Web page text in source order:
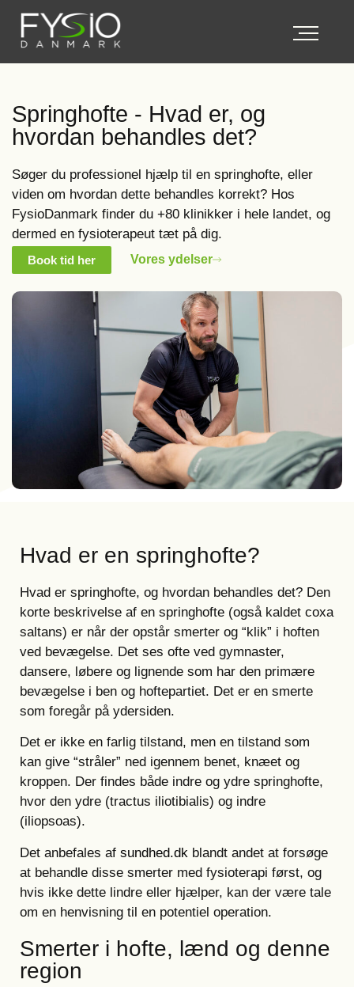
Springhofte - Hvad er, og
hvordan behandles det?
Søger du professionel hjælp til en springhofte, eller
viden om hvordan dette behandles korrekt? Hos
FysioDanmark finder du +80 klinikker i hele landet, og
dermed en fysioterapeut tæt på dig.
Book tid her Vores ydelser
Hvad er en springhofte?
Hvad er springhofte, og hvordan behandles det? Den
korte beskrivelse af en springhofte (også kaldet coxa
saltans) er når der opstår smerter og “klik” i hoften
ved bevægelse. Det ses ofte ved gymnaster,
dansere, løbere og lignende som har den primære
bevægelse i ben og hoftepartiet. Det er en smerte
som foregår på ydersiden.
Det er ikke en farlig tilstand, men en tilstand som
kan give “stråler” ned igennem benet, knæet og
kroppen. Der findes både indre og ydre springhofte,
hvor den ydre (tractus iliotibialis) og indre
(iliopsoas).
Det anbefales af sundhed.dk blandt andet at forsøge
at behandle disse smerter med fysioterapi først, og
hvis ikke dette lindre eller hjælper, kan der være tale
om en henvisning til en potentiel operation.
Smerter i hofte, lænd og denne
region